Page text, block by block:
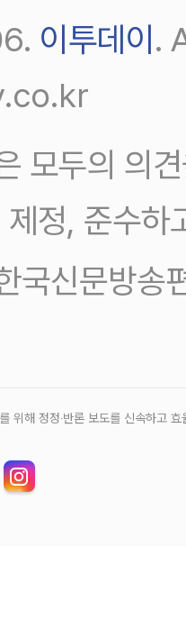
이투데이.
모두의 의
제정, 준수하
국신문방송
위해 정정‧반론 보도를 신속하고